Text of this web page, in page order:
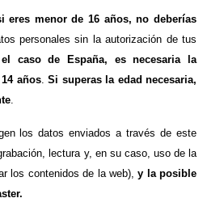
eres menor de 16 años, no deberías
personales sin la autorización de tus
caso de España, es necesaria la
años.Si superas la edad necesaria,
los datos enviados a través de este
lectura y, en su caso, uso de la
los contenidos de la web),y la posible